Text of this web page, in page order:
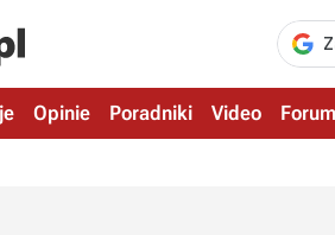
Opinie Poradniki Video Forum